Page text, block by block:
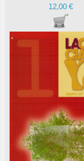
12,00 €